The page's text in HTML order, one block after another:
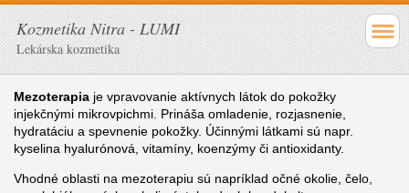
Kozmetika Nitra - LUMI
Lekárska kozmetika
Mezoterapia je vpravovanie aktívnych látok do pokožky
injekčnými mikrovpichmi. Prináša omladenie, rozjasnenie,
hydratáciu a spevnenie pokožky. Účinnými látkami sú napr.
kyselina hyalurónová, vitamíny, koenzýmy či antioxidanty.
Vhodné oblasti na mezoterapiu sú napríklad očné okolie, čelo,